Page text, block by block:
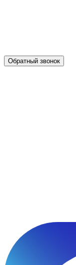
Обратный звонок